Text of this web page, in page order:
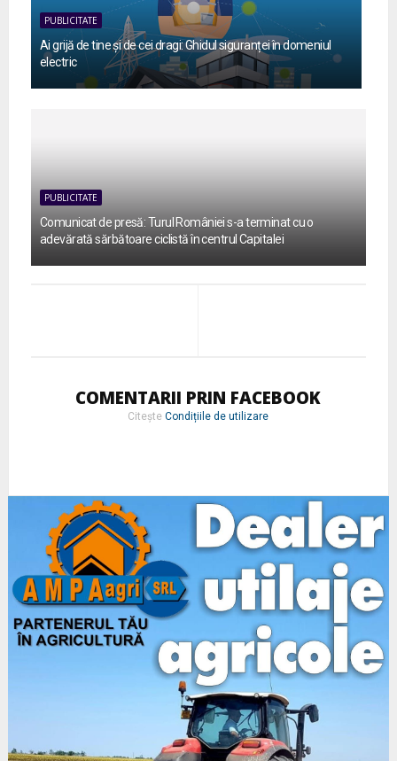
PUBLICITATE
Ai grijă de tine și de cei dragi: Ghidul siguranței în domeniul
electric
PUBLICITATE
Comunicat de presă: Turul României s-a terminat cu o
adevărată sărbătoare ciclistă în centrul Capitalei
COMENTARII PRIN FACEBOOK
CiteșteCondițiile de utilizare